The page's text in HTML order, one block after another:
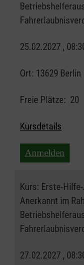
25.02.2027 ,
Ort: 13629 Berlin
Freie Plätze: 20
Kursdetails
Anmelden
Kurs: Erste-
Anerkannt im
27.02.2027 ,